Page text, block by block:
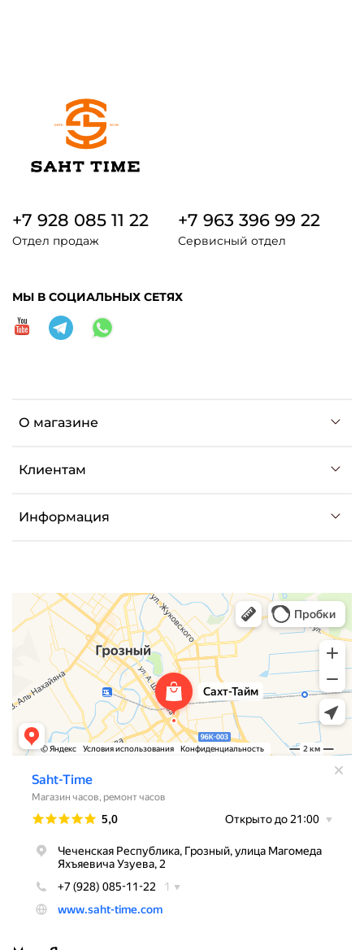
О магазине
Клиентам
Информация
+7 928 085 11 22
Отдел продаж
+7 963 396 99 22
Сервисный отдел
МЫ В СОЦИАЛЬНЫХ СЕТЯХ